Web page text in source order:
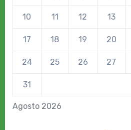
Agosto 2026
10 11 12 13
17 18 19 20
24 25 26 27
31